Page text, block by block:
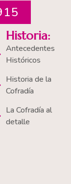
Historia:
Antecedentes
Históricos
Historia de la
Cofradía
La Cofradía al
detalle